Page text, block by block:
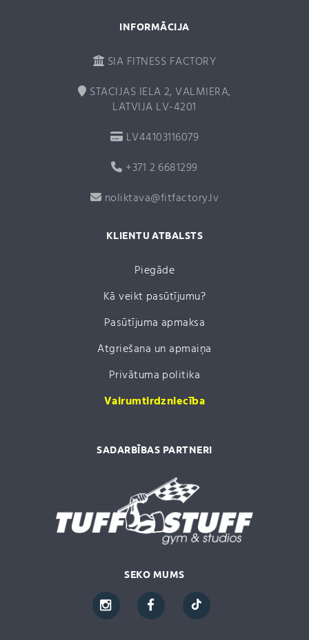
INFORMĀCIJA
SIA FITNESS FACTORY
STACIJAS IELA 2, VALMIERA,
LATVIJA LV-4201
LV44103116079
+371 2 6681299
noliktava@fitfactory.lv
KLIENTU ATBALSTS
Piegāde
Kā veikt pasūtījumu?
Pasūtījuma apmaksa
Atgriešana un apmaiņa
Privātuma politika
Vairumtirdzniecība
SADARBĪBAS PARTNERI
SEKO MUMS